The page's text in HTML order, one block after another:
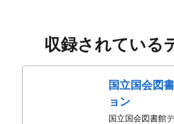
収録されている
国立国会図
ョン
国立国会図書館